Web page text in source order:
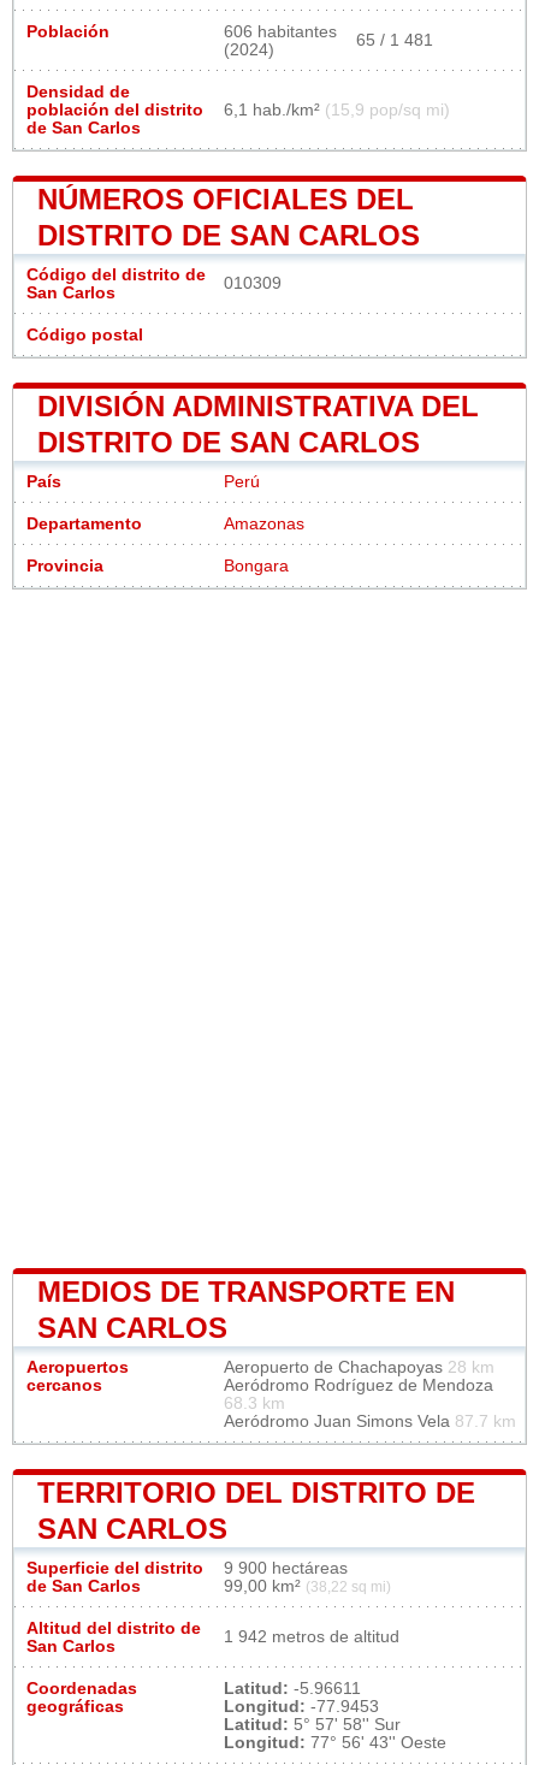
Población
606 habitantes
(2024)
65 / 1 481
Densidad de
población del distrito
de San Carlos
6,1 hab./km² (15,9 pop/sq mi)
NÚMEROS OFICIALES DEL
DISTRITO DE SAN CARLOS
Código del distrito de
San Carlos
010309
Código postal
DIVISIÓN ADMINISTRATIVA DEL
DISTRITO DE SAN CARLOS
País Perú
Departamento Amazonas
Provincia Bongara
MEDIOS DE TRANSPORTE EN
SAN CARLOS
Aeropuertos
cercanos
Aeropuerto de Chachapoyas 28 km
Aeródromo Rodríguez de Mendoza
68.3 km
Aeródromo Juan Simons Vela 87.7 km
TERRITORIO DEL DISTRITO DE
SAN CARLOS
Superficie del distrito
de San Carlos
9 900 hectáreas
99,00 km² (38,22 sq mi)
Altitud del distrito de
San Carlos
1 942 metros de altitud
Coordenadas
geográficas
Latitud: -5.96611
Longitud: -77.9453
Latitud: 5° 57' 58'' Sur
Longitud: 77° 56' 43'' Oeste